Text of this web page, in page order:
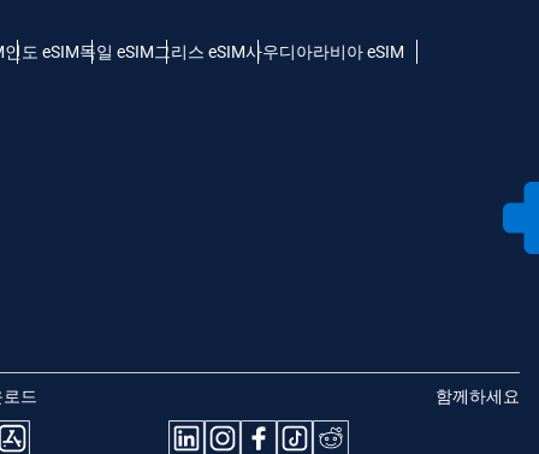
인도 eSIM독일 eSIM그리스 eSIM사우디아라비아 eSIM
드 함께하세요